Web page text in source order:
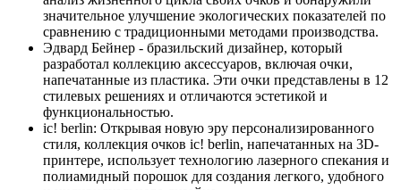
значительное улучшение экологических показателей по
сравнению с традиционными методами производства.
Эдвард Бейнер - бразильский дизайнер, который
разработал коллекцию аксессуаров, включая очки,
напечатанные из пластика. Эти очки представлены в 12
стилевых решениях и отличаются эстетикой и
функциональностью.
ic! berlin: Открывая новую эру персонализированного
стиля, коллекция очков ic! berlin, напечатанных на 3D-
принтере, использует технологию лазерного спекания и
полиамидный порошок для создания легкого, удобного